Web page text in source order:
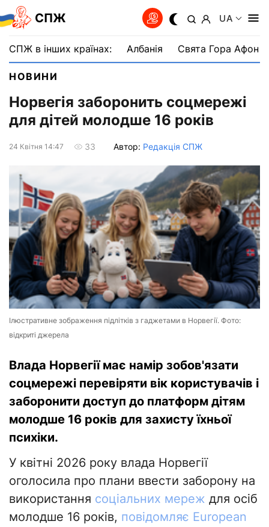
СПЖ UA
СПЖ в інших країнах: Албанія Свята Гора Афон
НОВИНИ
Норвегія заборонить соцмережі
для дітей молодше 16 років
24 Квiтня 14:47 33 Автор: Редакція СПЖ
Ілюстративне зображення підлітків з гаджетами в Норвегії. Фото:
відкриті джерела
Влада Норвегії має намір зобов'язати
соцмережі перевіряти вік користувачів і
заборонити доступ до платформ дітям
молодше 16 років для захисту їхньої
психіки.
У квітні 2026 року влада Норвегії
оголосила про плани ввести заборону на
використання соціальних мереж для осіб
молодше 16 років, повідомляє European